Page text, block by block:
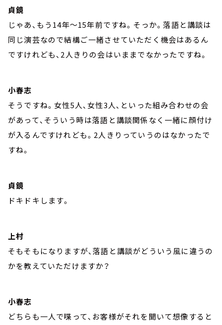
貞鏡
じゃあ、もう14年～15年前ですね。そっか。落語と講談は
同じ演芸なので結構ご一緒させていただく機会はあるん
ですけれども、2人きりの会はいままでなかったですね。
小春志
そうですね。女性5人、女性3人、といった組み合わせの会
があって、そういう時は落語と講談関係なく一緒に顔付け
が入るんですけれども。2人きりっていうのはなかったで
すね。
貞鏡
ドキドキします。
上村
そもそもになりますが、落語と講談がどういう風に違うの
かを教えていただけますか？
小春志
どちらも一人で喋って、お客様がそれを聞いて想像すると